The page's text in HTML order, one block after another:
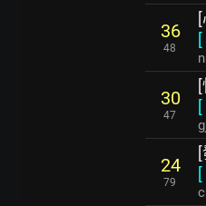
36
48
[
30
47
[
24
79
[